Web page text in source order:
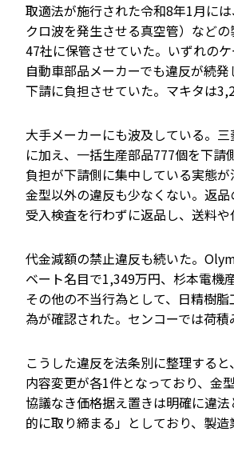
取適法が施行された令和8年1月に
クロ波を発生させる真空管）など
47社に保管させていた。いずれの
自動車部品メーカーでも違反が続
下請に負担させていた。マキタは
大手メーカーにも波及している。
に加え、一括生産部品777個を下
負担が下請側に集中している実態が
金型以外の違反も少なくない。返
受入検査を行わずに返品し、送料
代金減額の禁止違反も続いた。
ベート名目で1,349万円、杉本電機
その他の不当行為として、日精樹
為が確認された。センコーでは荷
こうした違反を法条別に整理する
内容変更が各1件となっており、金
協議なき価格据え置きは明確に違
的に取り締まる」としており、製